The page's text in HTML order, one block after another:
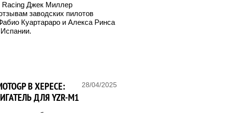
Racing Джек Миллер
заводских пилотов
Куартараро и Алекса Ринса
28/04/2025
В ХЕРЕСЕ:
ДЛЯ YZR-M1